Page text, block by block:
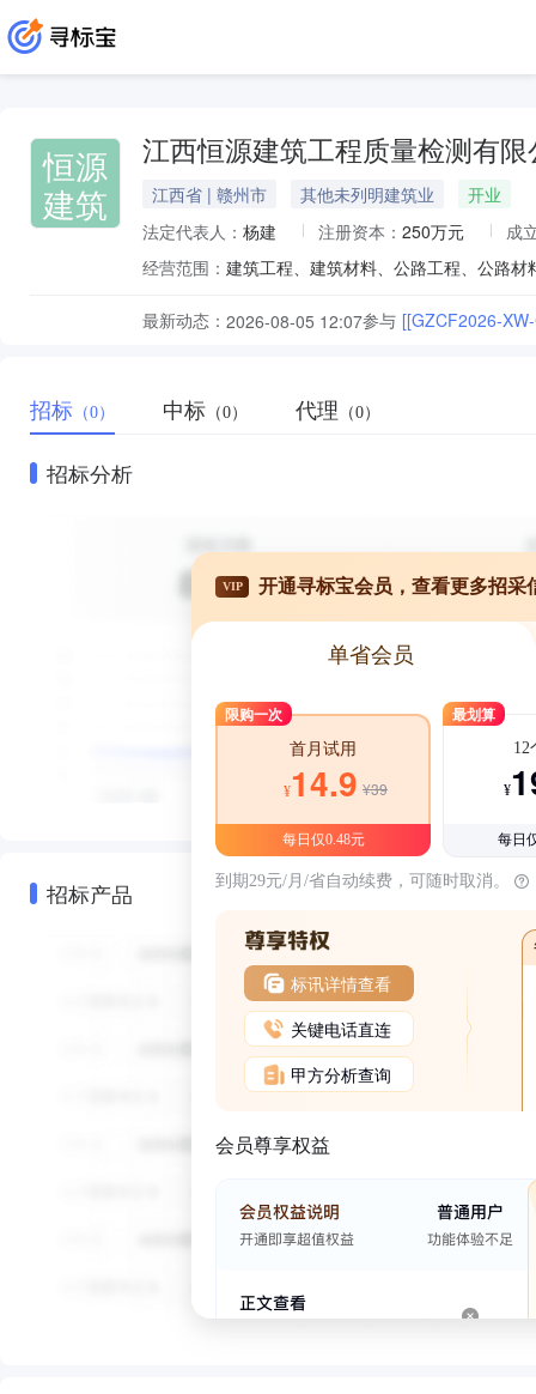
恒源
建筑
江西恒源建筑工程质量检测有限
江西省 | 赣州市 其他未列明建筑业
开业
法定代表人： 杨建 注册资本： 250万元
成
经营范围：
最新动态： 2026-08-05 12:07参与 [[GZCF2026-
招标 （0） 中标 （0） 代理 （0）
招标分析
招标产品
VIP 开通寻标宝会员，查看更多招采
单省会员
限购一次
首月试用
¥14.9 ¥39
每日仅0.48元
最划算
12
¥
每日
到期29元/月/省自动续费，可随时取消。
标讯详情查看
关键电话直连
甲方分析查询
会员尊享权益